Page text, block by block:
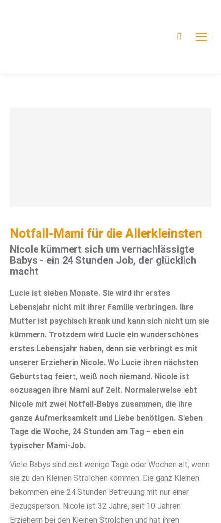
Notfall-Mami für die Allerkleinsten
Nicole kümmert sich um vernachlässigte
Babys - ein 24 Stunden Job, der glücklich
macht
Lucie ist sieben Monate. Sie wird ihr erstes
Lebensjahr nicht mit ihrer Familie verbringen. Ihre
Mutter ist psychisch krank und kann sich nicht um sie
kümmern. Trotzdem wird Lucie ein wunderschönes
erstes Lebensjahr haben, denn sie verbringt es mit
unserer Erzieherin Nicole. Wo Lucie ihren nächsten
Geburtstag feiert, weiß noch niemand. Nicole ist
sozusagen ihre Mami auf Zeit. Normalerweise lebt
Nicole mit zwei Notfall-Babys zusammen, die ihre
ganze Aufmerksamkeit und Liebe benötigen. Sieben
Tage die Woche, 24 Stunden am Tag – eben ein
typischer Mami-Job.
Viele Babys sind erst wenige Tage oder Wochen alt, wenn
sie zu den Kleinen Strolchen kommen. Die ganz Kleinen
bekommen eine 24 Stunden Betreuung mit nur einer
Bezugsperson. Nicole ist 32 Jahre, seit 10 Jahren
Erzieherin bei den Kleinen Strolchen und hat ihren